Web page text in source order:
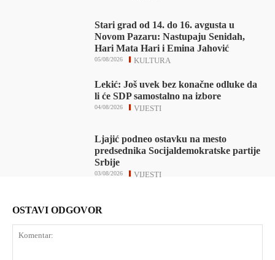
Stari grad od 14. do 16. avgusta u
Novom Pazaru: Nastupaju Senidah,
Hari Mata Hari i Emina Jahović
KULTURA
05/08/2026
Lekić: Još uvek bez konačne odluke da
li će SDP samostalno na izbore
VIJESTI
04/08/2026
Ljajić podneo ostavku na mesto
predsednika Socijaldemokratske partije
Srbije
VIJESTI
03/08/2026
OSTAVI ODGOVOR